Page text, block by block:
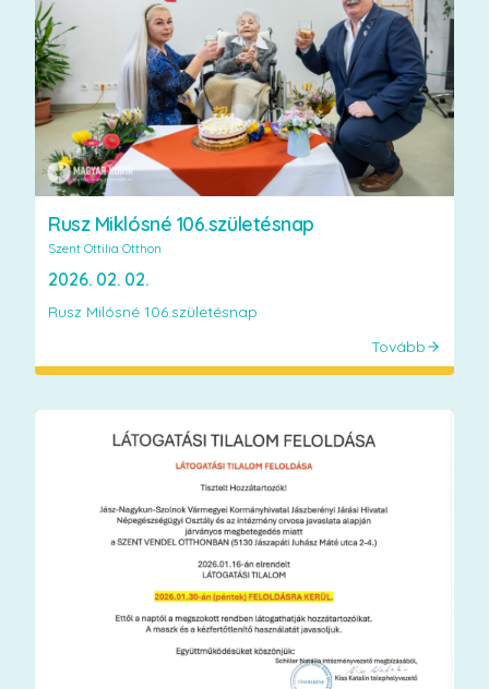
Rusz Miklósné 106.születésnap
Szent Ottilia Otthon
2026. 02. 02.
Rusz Milósné 106.születésnap
Tovább